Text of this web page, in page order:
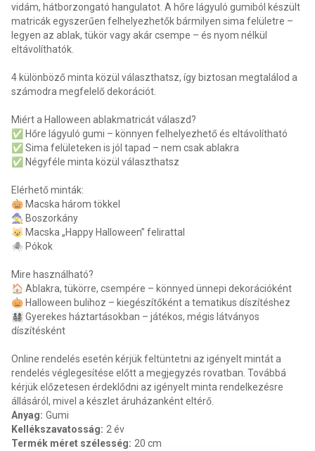
vidám, hátborzongató hangulatot. A hőre lágyuló gumiból készült
matricák egyszerűen felhelyezhetők bármilyen sima felületre –
legyen az ablak, tükör vagy akár csempe – és nyom nélkül
eltávolíthatók.
4 különböző minta közül választhatsz, így biztosan megtalálod a
számodra megfelelő dekorációt.
Miért a Halloween ablakmatricát válaszd?
✅ Hőre lágyuló gumi – könnyen felhelyezhető és eltávolítható
✅ Sima felületeken is jól tapad – nem csak ablakra
✅ Négyféle minta közül választhatsz
Elérhető minták:
🎃 Macska három tökkel
🧙‍♀️ Boszorkány
😺 Macska „Happy Halloween” felirattal
🕷️ Pókok
Mire használható?
🏠 Ablakra, tükörre, csempére – könnyed ünnepi dekorációként
🎃 Halloween bulihoz – kiegészítőként a tematikus díszítéshez
👨‍👩‍👧‍👦 Gyerekes háztartásokban – játékos, mégis látványos
díszítésként
Online rendelés esetén kérjük feltüntetni az igényelt mintát a
rendelés véglegesítése előtt a megjegyzés rovatban. Továbbá
kérjük előzetesen érdeklődni az igényelt minta rendelkezésre
állásáról, mivel a készlet áruházanként eltérő.
Anyag: Gumi
Kellékszavatosság: 2 év
Termék méret szélesség: 20 cm